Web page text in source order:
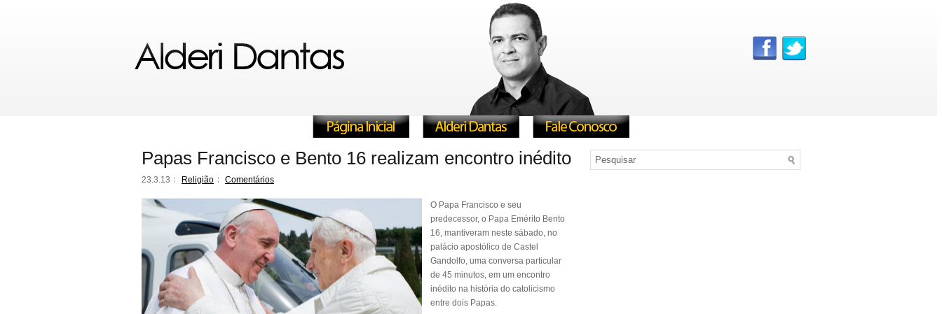
Papas Francisco e Bento 16 realizam encontro inédito
23.3.13 Religião Comentários
O Papa Francisco e seu
predecessor, o Papa Emérito Bento
16, mantiveram neste sábado, no
palácio apostólico de Castel
Gandolfo, uma conversa particular
de 45 minutos, em um encontro
inédito na história do catolicismo
entre dois Papas.